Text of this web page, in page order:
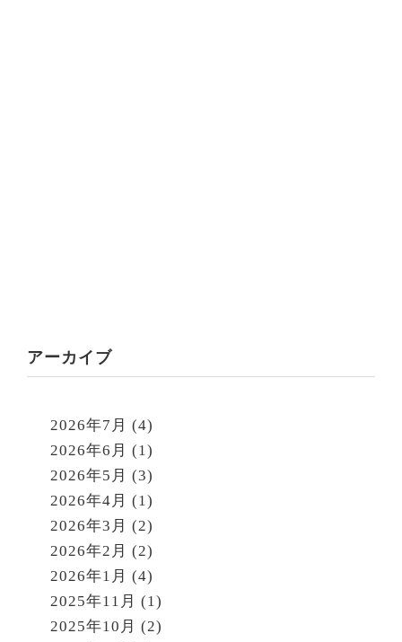
アーカイブ
2026年7月 (4)
2026年6月 (1)
2026年5月 (3)
2026年4月 (1)
2026年3月 (2)
2026年2月 (2)
2026年1月 (4)
2025年11月 (1)
2025年10月 (2)